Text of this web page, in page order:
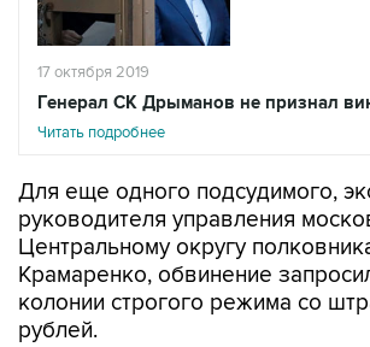
17 октября 2019
Генерал СК Дрыманов не признал
Читать подробнее
Для еще одного подсудимого,
руководителя управления
Центральному округу
Крамаренко, обвинение
колонии строгого режима со
рублей.